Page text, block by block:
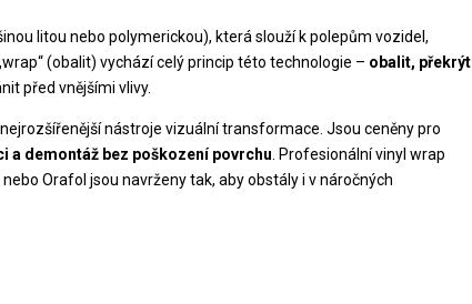
litou nebo polymerickou), která slouží k polepům vozidel,
(obalit) vychází celý princip této technologie – obalit, překrýt
před vnějšími vlivy.
nástroje vizuální transformace. Jsou ceněny pro
a demontáž bez poškození povrchu . Profesionální vinyl wrap
Orafol jsou navrženy tak, aby obstály i v náročných